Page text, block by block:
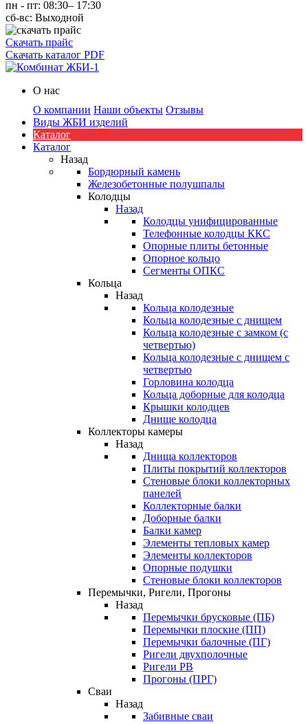
пн - пт: 08:30– 17:30
сб-вс: Выходной
Скачать прайс
Скачать каталог PDF
О нас
О компании Наши объекты Отзывы
Виды ЖБИ изделий
Каталог
Каталог
Назад
Бордюрный камень
Железобетонные полушпалы
Колодцы
Назад
Колодцы унифицированные
Телефонные колодцы ККС
Опорные плиты бетонные
Опорное кольцо
Сегменты ОПКС
Кольца
Назад
Кольца колодезные
Кольца колодезные с днищем
Кольца колодезные с замком (с
четвертью)
Кольца колодезные с днищем с
четвертью
Горловина колодца
Кольца доборные для колодца
Крышки колодцев
Днище колодца
Коллекторы камеры
Назад
Днища коллекторов
Плиты покрытий коллекторов
Стеновые блоки коллекторных
панелей
Коллекторные балки
Доборные балки
Балки камер
Элементы тепловых камер
Элементы коллекторов
Опорные подушки
Стеновые блоки коллекторов
Перемычки, Ригели, Прогоны
Назад
Перемычки брусковые (ПБ)
Перемычки плоские (ПП)
Перемычки балочные (ПГ)
Ригели двухполочные
Ригели РВ
Прогоны (ПРГ)
Сваи
Назад
Забивные сваи